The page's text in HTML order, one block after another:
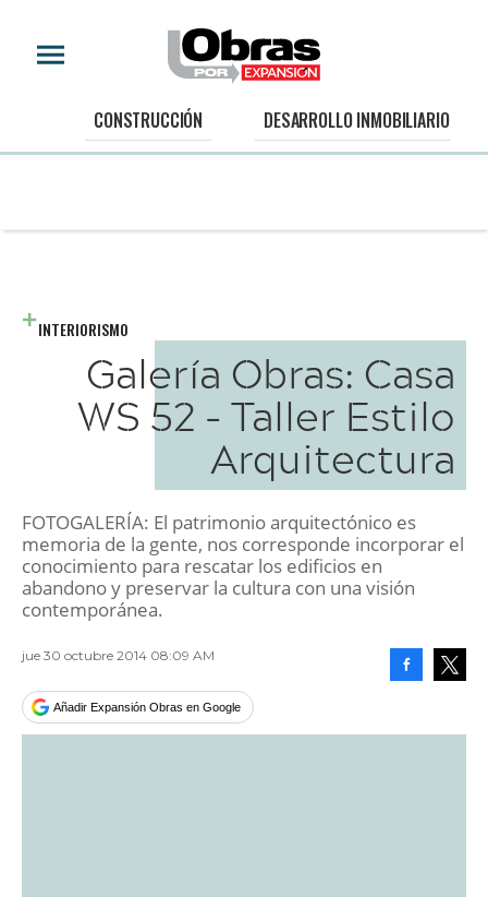
CONSTRUCCIÓN DESARROLLO INMOBILIARIO
INTERIORISMO
Galería Obras: Casa
WS 52 - Taller Estilo
Arquitectura
FOTOGALERÍA: El patrimonio arquitectónico es
memoria de la gente, nos corresponde incorporar el
conocimiento para rescatar los edificios en
abandono y preservar la cultura con una visión
contemporánea.
jue 30 octubre 2014 08:09 AM
Añadir Expansión Obras en Google